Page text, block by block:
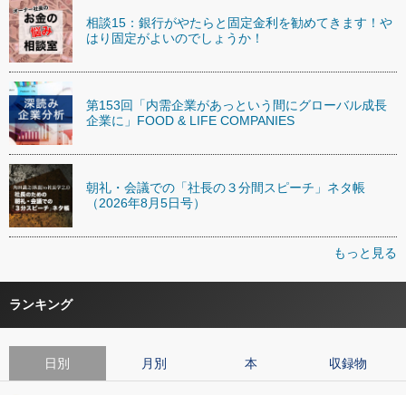
相談15：銀行がやたらと固定金利を勧めてきます！や
はり固定がよいのでしょうか！
第153回「内需企業があっという間にグローバル成長
企業に」FOOD & LIFE COMPANIES
朝礼・会議での「社長の３分間スピーチ」ネタ帳
（2026年8月5日号）
もっと見る
ランキング
日別 月別 本 収録物